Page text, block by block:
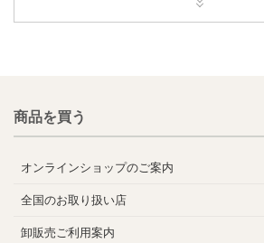
商品を買う
オンラインショップのご案内
全国のお取り扱い店
卸販売ご利用案内